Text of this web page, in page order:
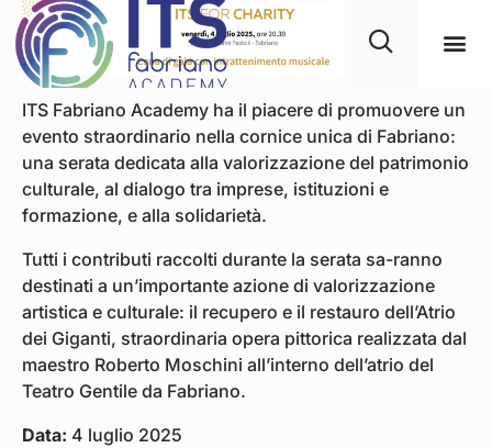
ITS Fabriano Academy ha il piacere di promuovere un
evento straordinario nella cornice unica di Fabriano:
una serata dedicata alla valorizzazione del patrimonio
culturale, al dialogo tra imprese, istituzioni e
formazione, e alla solidarietà.
Tutti i contributi raccolti durante la serata sa-ranno
destinati a un’importante azione di valorizzazione
artistica e culturale: il recupero e il restauro dell’Atrio
dei Giganti, straordinaria opera pittorica realizzata dal
maestro Roberto Moschini all’interno dell’atrio del
Teatro Gentile da Fabriano.
Data: 4 luglio 2025